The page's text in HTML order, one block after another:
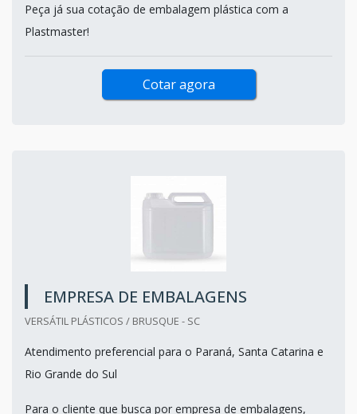
Peça já sua cotação de embalagem plástica com a
Plastmaster!
Cotar agora
EMPRESA DE EMBALAGENS
VERSÁTIL PLÁSTICOS / BRUSQUE - SC
Atendimento preferencial para o Paraná, Santa Catarina e
Rio Grande do Sul
Para o cliente que busca por empresa de embalagens,